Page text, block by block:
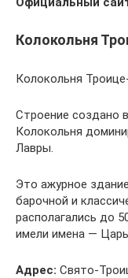
Колокольня
Колокольня
Строение создано
Колокольня
Лавры.
Это ажурное
барочной и
располагались до
имели имена —
Адрес: Свято-